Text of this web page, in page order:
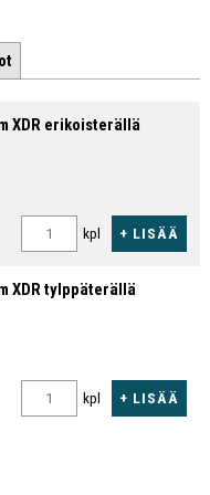
muovia.
riippuen)
XDR erikoisterällä
kpl + LISÄÄ
XDR tylppäterällä
kpl + LISÄÄ